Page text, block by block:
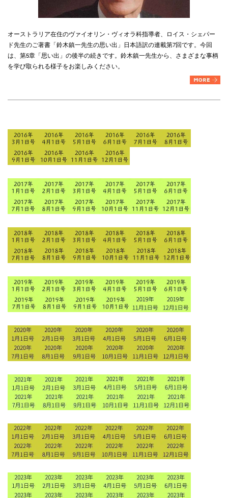
オーストラリア在住のヴァイオリン・ヴィオラ科指導者、ロイス・シェパー
ド先生のご著書「鈴木鎮一先生の思い出」日本語訳の連載第7回です。今回
は、第5章「思い出 」の後半の続きです。鈴木鎮一先生から、さまざまな事柄
を学び取られる様子をお楽しみください。